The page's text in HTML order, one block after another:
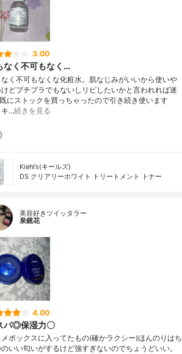
3.00
なく不可もなく…
く不可もなくな化粧水。肌なじみがいいから使いや
どプチプラでもないしリピしたいかと言われれば迷
にストックを買っちゃったので引き続き使います
キ…続きを見る
Kiehl’s(キールズ)
DS クリアリーホワイト トリートメント トナー
美容好きツイッタラー
泉鏡花
4.00
パ◎保湿力〇
メボックスに入ってたもの(確かラクシー)ほんのりはち
いい匂いがするけど強すぎないのでちょうどいい。